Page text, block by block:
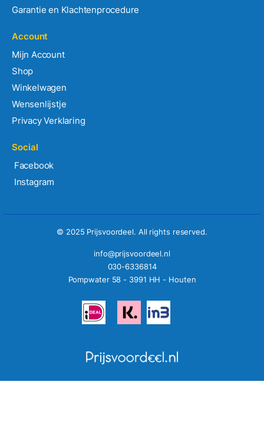
Garantie en Klachtenprocedure
Account
Mijn Account
Shop
Winkelwagen
Wensenlijstje
Privacy Verklaring
Social
Facebook
Instagram
© 2025 Prijsvoordeel. All rights reserved.
info@prijsvoordeel.nl
030-6336814
Pompwater 58 - 3991 HH - Houten